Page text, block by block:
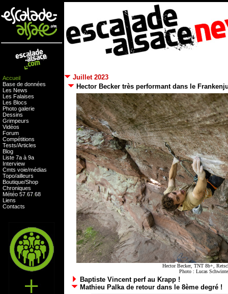
Accueil
Base de données
Les News
Les Falaises
Les Blocs
Photo galerie
Dessins
Grimpeurs
Vidéos
Forum
Compétitions
Tests/Articles
Blog
Liste 7a à 9a
Interview
Cmts voie/médias
Topo/ailleurs
Boutique/Shop
Chroniques
Météo 57 67 68
Liens
Contacts
Juillet 2023
Hector Becker très performant dans le
Hector Becker, TNT 8b+,
Photo : Lucas Schwinte
Baptiste Vincent perf au Krapp !
Mathieu Palka de retour dans le 8ème degré !